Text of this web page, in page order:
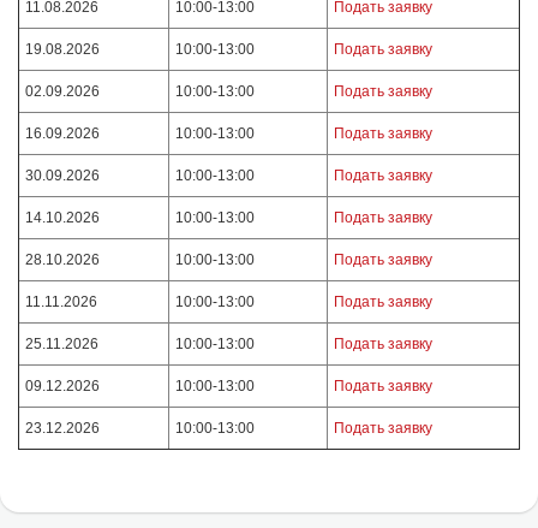
11.08.2026 10:00-13:00 Подать заявку
19.08.2026 10:00-13:00 Подать заявку
02.09.2026 10:00-13:00 Подать заявку
16.09.2026 10:00-13:00 Подать заявку
30.09.2026 10:00-13:00 Подать заявку
14.10.2026 10:00-13:00 Подать заявку
28.10.2026 10:00-13:00 Подать заявку
11.11.2026 10:00-13:00 Подать заявку
25.11.2026 10:00-13:00 Подать заявку
09.12.2026 10:00-13:00 Подать заявку
23.12.2026 10:00-13:00 Подать заявку